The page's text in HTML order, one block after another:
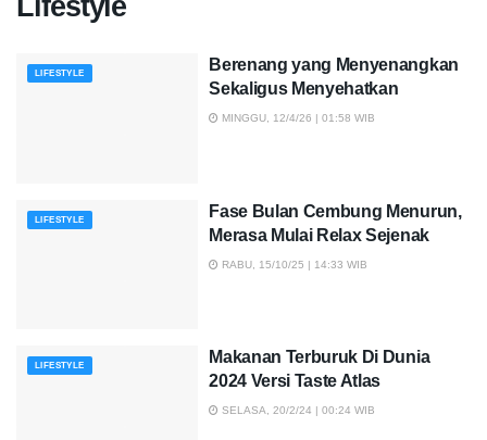
Lifestyle
LIFESTYLE
Berenang yang Menyenangkan
Sekaligus Menyehatkan
MINGGU, 12/4/26 | 01:58 WIB
LIFESTYLE
Fase Bulan Cembung Menurun,
Merasa Mulai Relax Sejenak
RABU, 15/10/25 | 14:33 WIB
LIFESTYLE
Makanan Terburuk Di Dunia
2024 Versi Taste Atlas
SELASA, 20/2/24 | 00:24 WIB